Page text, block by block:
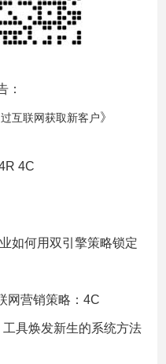
：
互联网获取新客户》
4C
如何用双引擎策略锁定
网营销策略：4C
具焕发新生的系统方法